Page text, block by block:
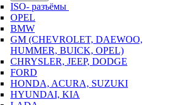
ISO- разъёмы
OPEL
BMW
GM (CHEVROLET, DAEWOO,
HUMMER, BUICK, OPEL)
CHRYSLER, JEEP, DODGE
FORD
HONDA, ACURA, SUZUKI
HYUNDAI, KIA